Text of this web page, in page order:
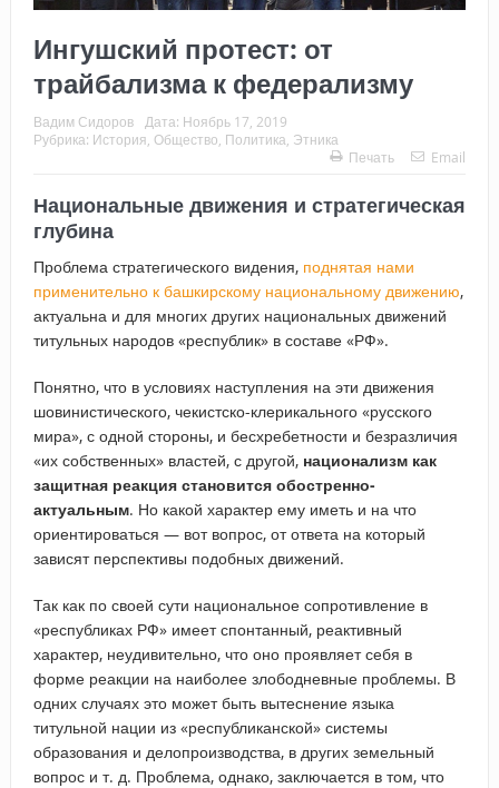
Ингушский протест: от
трайбализма к федерализму
Вадим Сидоров Дата: Ноябрь 17, 2019
Рубрика: История Общество Политика Этника
Печать
Email
Национальные движения и стратегическая
глубина
Проблема стратегического видения, поднятая нами
применительно к башкирскому национальному движению,
актуальна и для многих других национальных движений
титульных народов «республик» в составе «РФ».
Понятно, что в условиях наступления на эти движения
шовинистического, чекистско-клерикального «русского
мира», с одной стороны, и бесхребетности и безразличия
«их собственных» властей, с другой, национализм как
защитная реакция становится обостренно-
актуальным. Но какой характер ему иметь и на что
ориентироваться — вот вопрос, от ответа на который
зависят перспективы подобных движений.
Так как по своей сути национальное сопротивление в
«республиках РФ» имеет спонтанный, реактивный
характер, неудивительно, что оно проявляет себя в
форме реакции на наиболее злободневные проблемы. В
одних случаях это может быть вытеснение языка
титульной нации из «республиканской» системы
образования и делопроизводства, в других земельный
вопрос и т. д. Проблема, однако, заключается в том, что